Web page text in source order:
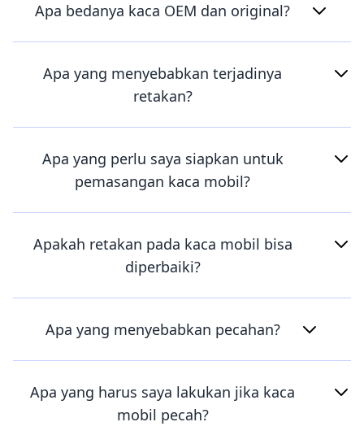
Apa bedanya kaca OEM dan original?
Apa yang menyebabkan terjadinya
retakan?
Apa yang perlu saya siapkan untuk
pemasangan kaca mobil?
Apakah retakan pada kaca mobil bisa
diperbaiki?
Apa yang menyebabkan pecahan?
Apa yang harus saya lakukan jika kaca
mobil pecah?